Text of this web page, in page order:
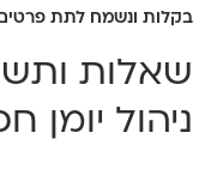
בקלות ונשמח לתת פרטים
שאלות
ניהול יומן